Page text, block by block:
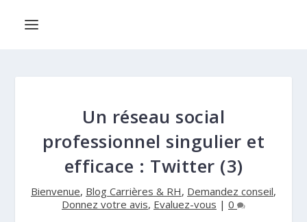
Un réseau social
professionnel singulier et
efficace : Twitter (3)
Bienvenue, Blog Carrières & RH, Demandez conseil,
Donnez votre avis, Evaluez-vous | 0